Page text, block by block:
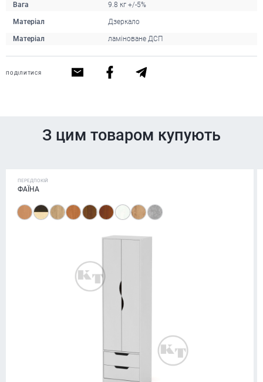
Вага 9.8 кг +/-5%
Матеріал Дзеркало
Матеріал ламіноване ДСП
ПОДІЛИТИСЯ
З цим товаром купують
ПЕРЕДПОКІЙ
ФАЇНА